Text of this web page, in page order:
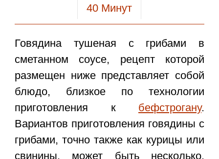
40 Минут
Говядина тушеная с грибами в
сметанном соусе, рецепт которой
размещен ниже представляет собой
блюдо, близкое по технологии
приготовления к бефстрогану.
Вариантов приготовления говядины с
грибами, точно также как курицы или
свинины, может быть несколько.